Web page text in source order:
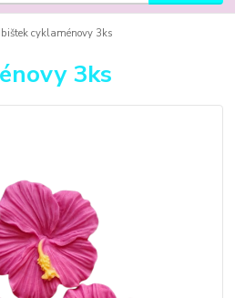
Ibištek cyklaménovy 3ks
3ks